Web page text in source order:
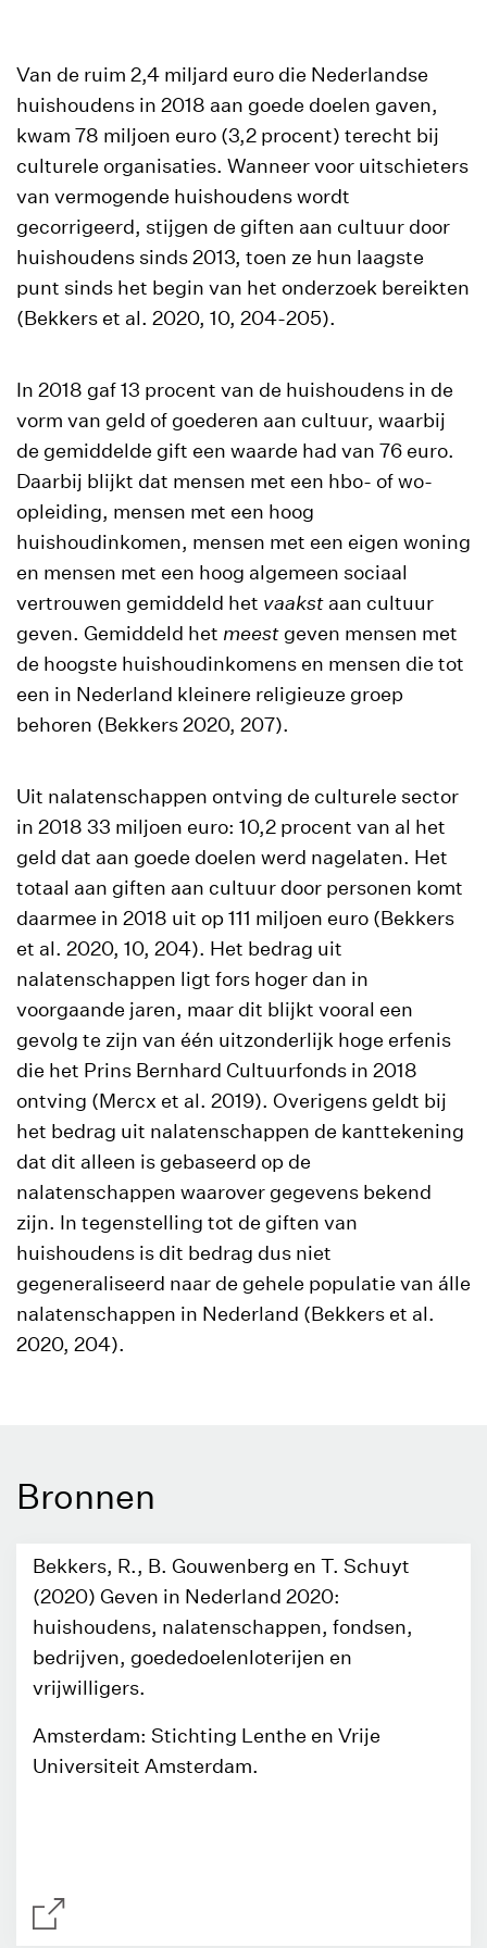
Van de ruim 2,4 miljard euro die Nederlandse
huishoudens in 2018 aan goede doelen gaven,
kwam 78 miljoen euro (3,2 procent) terecht bij
culturele organisaties. Wanneer voor uitschieters
van vermogende huishoudens wordt
gecorrigeerd, stijgen de giften aan cultuur door
huishoudens sinds 2013, toen ze hun laagste
punt sinds het begin van het onderzoek bereikten
(Bekkers et al. 2020, 10, 204-205).
In 2018 gaf 13 procent van de huishoudens in de
vorm van geld of goederen aan cultuur, waarbij
de gemiddelde gift een waarde had van 76 euro.
Daarbij blijkt dat mensen met een hbo- of wo-
opleiding, mensen met een hoog
huishoudinkomen, mensen met een eigen woning
en mensen met een hoog algemeen sociaal
vertrouwen gemiddeld het vaakst aan cultuur
geven. Gemiddeld het meest geven mensen met
de hoogste huishoudinkomens en mensen die tot
een in Nederland kleinere religieuze groep
behoren (Bekkers 2020, 207).
Uit nalatenschappen ontving de culturele sector
in 2018 33 miljoen euro: 10,2 procent van al het
geld dat aan goede doelen werd nagelaten. Het
totaal aan giften aan cultuur door personen komt
daarmee in 2018 uit op 111 miljoen euro (Bekkers
et al. 2020, 10, 204). Het bedrag uit
nalatenschappen ligt fors hoger dan in
voorgaande jaren, maar dit blijkt vooral een
gevolg te zijn van één uitzonderlijk hoge erfenis
die het Prins Bernhard Cultuurfonds in 2018
ontving (Mercx et al. 2019). Overigens geldt bij
het bedrag uit nalatenschappen de kanttekening
dat dit alleen is gebaseerd op de
nalatenschappen waarover gegevens bekend
zijn. In tegenstelling tot de giften van
huishoudens is dit bedrag dus niet
gegeneraliseerd naar de gehele populatie van álle
nalatenschappen in Nederland (Bekkers et al.
2020, 204).
Bronnen
Bekkers, R., B. Gouwenberg en T. Schuyt
(2020) Geven in Nederland 2020:
huishoudens, nalatenschappen, fondsen,
bedrijven, goededoelenloterijen en
vrijwilligers.
Amsterdam: Stichting Lenthe en Vrije
Universiteit Amsterdam.